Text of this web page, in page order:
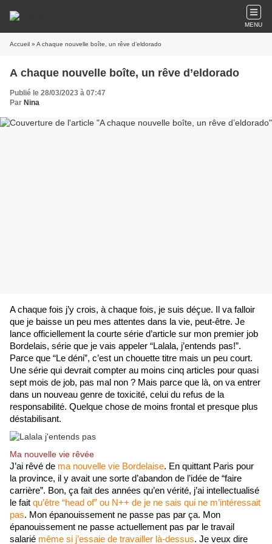
MENU
Accueil » A chaque nouvelle boîte, un rêve d’eldorado
A chaque nouvelle boîte, un rêve d’eldorado
Publié le 28/03/2023 à 07:47
Par Nina
A chaque fois j’y crois, à chaque fois, je suis déçue. Il va falloir
que je baisse un peu mes attentes dans la vie, peut-être. Je
lance officiellement la courte série d’article sur mon premier job
Bordelais, série que je vais appeler “Lalala, j’entends pas!”.
Parce que “Le déni”, c’est un chouette titre mais un peu court.
Une série qui devrait compter au moins cinq articles pour quasi
sept mois de job, pas mal non ? Mais parce que là, on va entrer
dans un nouveau genre de toxicité, celui du refus de la
responsabilité. Quelque chose de moins frontal et presque plus
déstabilisant.
Ma nouvelle vie rêvée
J’ai rêvé de ma nouvelle vie Bordelaise. En quittant Paris pour
la province, il y avait une sorte d’abandon de l’idée de “faire
carrière”. Bon, ça fait des années qu’en vérité, j’ai intellectualisé
le fait qu’être “head of” ou N++ de je ne sais qui ne m’intéressait
pas. Mon épanouissement ne passe pas par ça. Mon
épanouissement ne passe actuellement pas par le travail
salarié même si j’essaie de travailler là-dessus. Je veux dire